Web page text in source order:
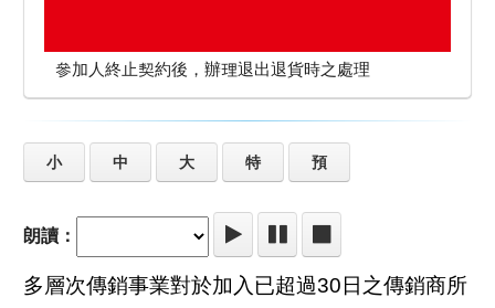
參加人終止契約後，辦理退出退貨時之處理
小 中 大 特 預
朗讀：
多層次傳銷事業對於加入已超過30日之傳銷商所